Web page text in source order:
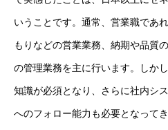
WORK＆LIFE
いうことです。通常、営業職であ
もりなどの営業業務、納期や品質
の管理業務を主に行います。しか
知識が必須となり、さらに社内シ
へのフォロー能力も必要となって